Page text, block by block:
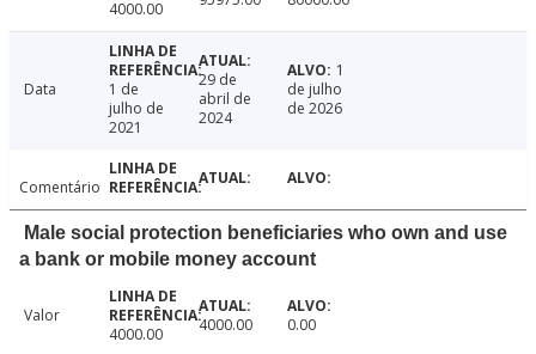
4000.00
Data
1 de
julho de
2021
29 de
abril de
2024
1
de julho
de 2026
Comentário
Male social protection beneficiaries who own and use
a bank or mobile money account
Valor
4000.00
4000.00 0.00